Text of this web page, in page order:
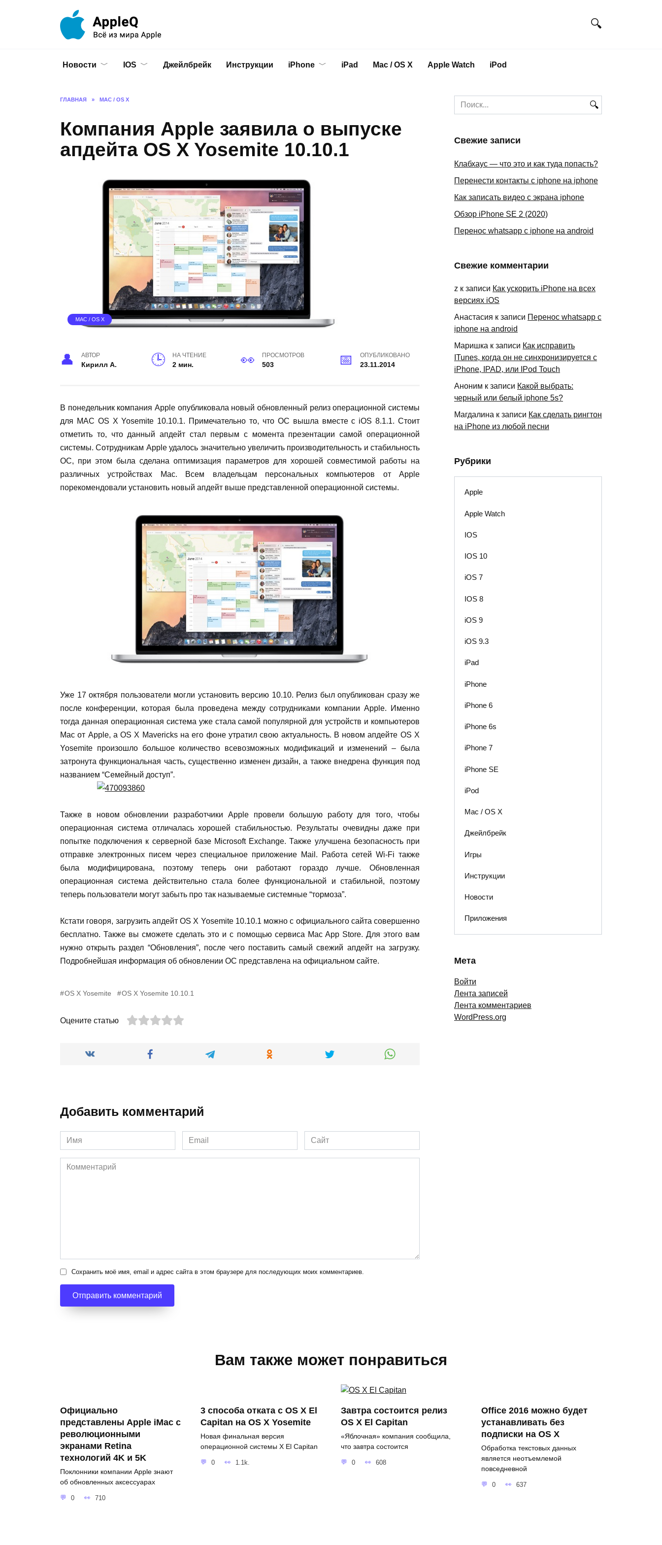
Новости IOS Джейлбрейк Инструкции iPhone iPad Mac / OS X Apple Watch iPod
ГЛАВНАЯ » MAC / OS X
Компания Apple заявила о выпуске
апдейта OS X Yosemite 10.10.1
MAC / OS X
АВТОР
Кирилл А.
НА ЧТЕНИЕ
2 мин.
ПРОСМОТРОВ
503
ОПУБЛИКОВАНО
23.11.2014
В понедельник компания Apple опубликовала новый обновленный релиз операционной системы
для MAC OS X Yosemite 10.10.1. Примечательно то, что ОС вышла вместе с iOS 8.1.1. Стоит
отметить то, что данный апдейт стал первым с момента презентации самой операционной
системы. Сотрудникам Apple удалось значительно увеличить производительность и стабильность
OC, при этом была сделана оптимизация параметров для хорошей совместимой работы на
различных устройствах Mac. Всем владельцам персональных компьютеров от Apple
порекомендовали установить новый апдейт выше представленной операционной системы.
Уже 17 октября пользователи могли установить версию 10.10. Релиз был опубликован сразу же
после конференции, которая была проведена между сотрудниками компании Apple. Именно
тогда данная операционная система уже стала самой популярной для устройств и компьютеров
Mac от Apple, а OS X Mavericks на его фоне утратил свою актуальность. В новом апдейте OS X
Yosemite произошло большое количество всевозможных модификаций и изменений – была
затронута функциональная часть, существенно изменен дизайн, а также внедрена функция под
названием “Семейный доступ”.
Также в новом обновлении разработчики Apple провели большую работу для того, чтобы
операционная система отличалась хорошей стабильностью. Результаты очевидны даже при
попытке подключения к серверной базе Microsoft Exchange. Также улучшена безопасность при
отправке электронных писем через специальное приложение Mail. Работа сетей Wi-Fi также
была модифицирована, поэтому теперь они работают гораздо лучше. Обновленная
операционная система действительно стала более функциональной и стабильной, поэтому
теперь пользователи могут забыть про так называемые системные “тормоза”.
Кстати говоря, загрузить апдейт ОS X Yosemite 10.10.1 можно с официального сайта совершенно
бесплатно. Также вы сможете сделать это и с помощью сервиса Mac App Store. Для этого вам
нужно открыть раздел “Обновления”, после чего поставить самый свежий апдейт на загрузку.
Подробнейшая информация об обновлении OC представлена на официальном сайте.
OS X Yosemite OS X Yosemite 10.10.1
Оцените статью
Добавить комментарий
Имя
*
Email
*
Сайт
Комментарий
Сохранить моё имя, email и адрес сайта в этом браузере для последующих моих комментариев.
Search
for:
Свежие записи
Клабхаус — что это и как туда попасть?
Перенести контакты с iphone на iphone
Как записать видео с экрана iphone
Обзор iPhone SE 2 (2020)
Перенос whatsapp с iphone на android
Свежие комментарии
z к записи Как ускорить iPhone на всех
версиях iOS
Анастасия к записи Перенос whatsapp с
iphone на android
Маришка к записи Как исправить
ITunes, когда он не синхронизируется с
iPhone, IPAD, или IPod Touch
Аноним к записи Какой выбрать:
черный или белый iphone 5s?
Магдалина к записи Как сделать рингтон
на iPhone из любой песни
Рубрики
Apple
Apple Watch
IOS
IOS 10
iOS 7
IOS 8
iOS 9
iOS 9.3
iPad
iPhone
iPhone 6
iPhone 6s
iPhone 7
iPhone SE
iPod
Mac / OS X
Джейлбрейк
Игры
Инструкции
Новости
Приложения
Мета
Войти
Лента записей
Лента комментариев
WordPress.org
Вам также может понравиться
Официально
представлены Apple iMac с
революционными
экранами Retina
технологий 4K и 5K
Поклонники компании Apple знают
об обновленных аксессуарах
0 710
3 способа отката с OS X El
Capitan на OS X Yosemite
Новая финальная версия
операционной системы X El Capitan
0 1.1k.
Завтра состоится релиз
OS X El Capitan
«Яблочная» компания сообщила,
что завтра состоится
0 608
Office 2016 можно будет
устанавливать без
подписки на OS X
Обработка текстовых данных
является неотъемлемой
повседневной
0 637